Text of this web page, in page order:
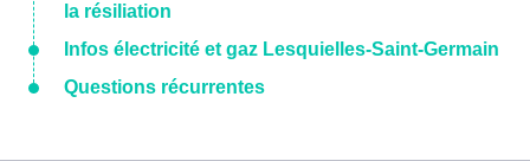
la résiliation
Infos électricité et gaz Lesquielles-Saint-Germain
Questions récurrentes